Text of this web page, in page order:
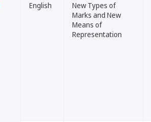
English
New Types of
Marks and New
Means of
Representation